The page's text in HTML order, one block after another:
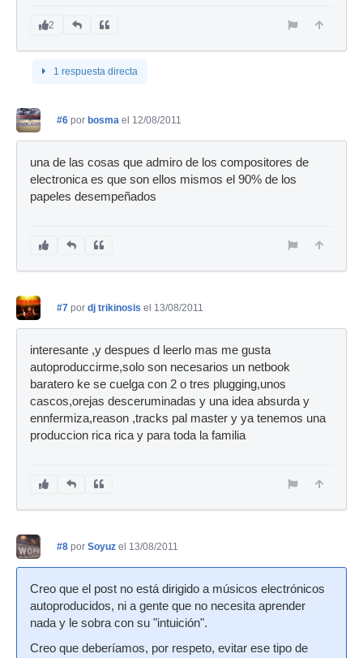
2
1 respuesta directa
#6 por bosma el 12/08/2011
una de las cosas que admiro de los compositores de
electronica es que son ellos mismos el 90% de los
papeles desempeñados
#7 por dj trikinosis el 13/08/2011
interesante ,y despues d leerlo mas me gusta
autoproduccirme,solo son necesarios un netbook
baratero ke se cuelga con 2 o tres plugging,unos
cascos,orejas desceruminadas y una idea absurda y
ennfermiza,reason ,tracks pal master y ya tenemos una
produccion rica rica y para toda la familia
#8 por Soyuz el 13/08/2011
Creo que el post no está dirigido a músicos electrónicos
autoproducidos, ni a gente que no necesita aprender
nada y le sobra con su "intuición".
Creo que deberíamos, por respeto, evitar ese tipo de